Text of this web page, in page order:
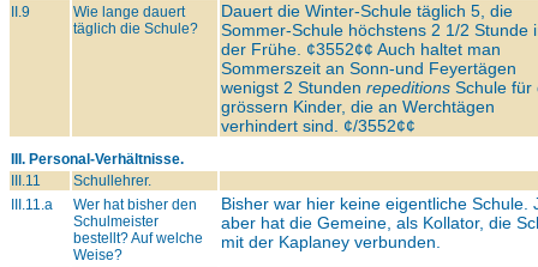
II.9
Wie lange dauert
täglich die Schule?
Dauert die Winter-Schule täglich 5, die
Sommer-Schule höchstens 2 1/2 Stunde
der Frühe. ¢3552¢¢ Auch haltet man
Sommerszeit an Sonn-und Feyertägen
wenigst 2 Stunden repeditions Schule für
grössern Kinder, die an Werchtägen
verhindert sind. ¢/3552¢¢
III. Personal-Verhältnisse.
III.11
Schullehrer.
III.11.a
Wer hat bisher den
Schulmeister
bestellt? Auf welche
Weise?
Bisher war hier keine eigentliche Schule.
aber hat die Gemeine, als Kollator, die
mit der Kaplaney verbunden.